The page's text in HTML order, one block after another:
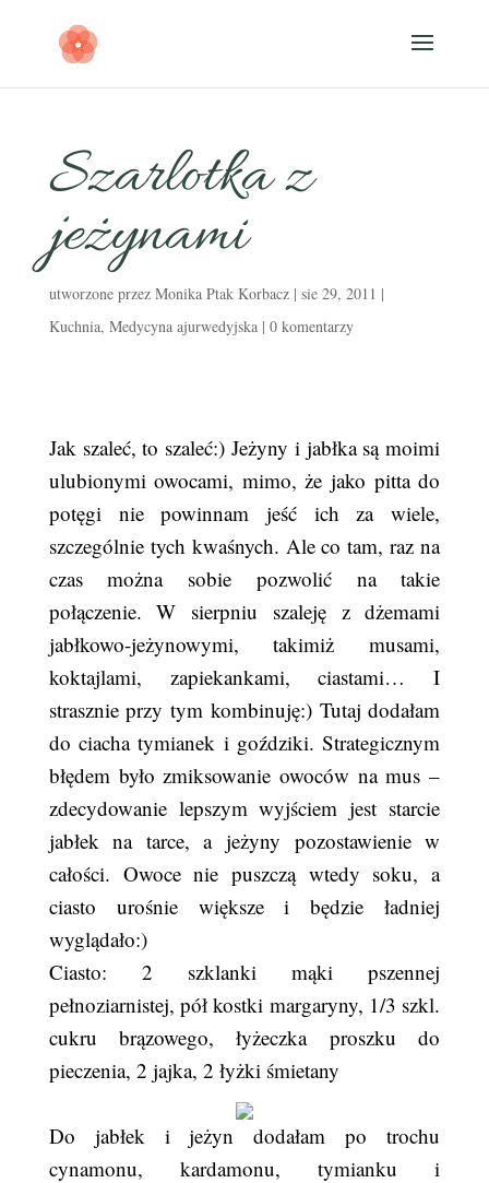
Szarlotka z
jeżynami
utworzone przez Monika Ptak Korbacz| sie 29, 2011 |
Kuchnia, Medycyna ajurwedyjska| 0 komentarzy
Jak szaleć, to szaleć:) Jeżyny i jabłka są moimi
ulubionymi owocami, mimo, że jako pitta do
potęgi nie powinnam jeść ich za wiele,
szczególnie tych kwaśnych. Ale co tam, raz na
czas można sobie pozwolić na takie
połączenie. W sierpniu szaleję z dżemami
jabłkowo-jeżynowymi, takimiż musami,
koktajlami, zapiekankami, ciastami… I
strasznie przy tym kombinuję:) Tutaj dodałam
do ciacha tymianek i goździki. Strategicznym
błędem było zmiksowanie owoców na mus –
zdecydowanie lepszym wyjściem jest starcie
jabłek na tarce, a jeżyny pozostawienie w
całości. Owoce nie puszczą wtedy soku, a
ciasto urośnie większe i będzie ładniej
wyglądało:)
Ciasto: 2 szklanki mąki pszennej
pełnoziarnistej, pół kostki margaryny, 1/3 szkl.
cukru brązowego, łyżeczka proszku do
pieczenia, 2 jajka, 2 łyżki śmietany
Do jabłek i jeżyn dodałam po trochu
cynamonu, kardamonu, tymianku i